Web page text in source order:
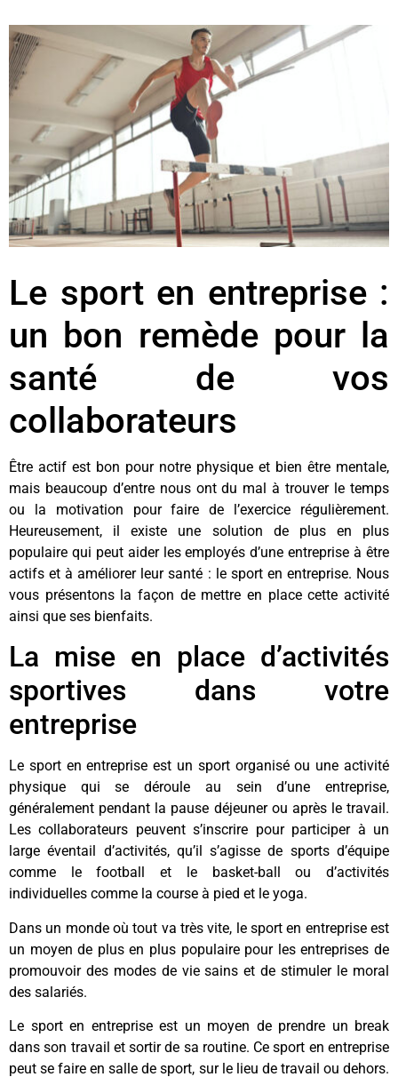
Le sport en entreprise :
un bon remède pour la
santé de vos
collaborateurs
Être actif est bon pour notre physique et bien être mentale,
mais beaucoup d’entre nous ont du mal à trouver le temps
ou la motivation pour faire de l’exercice régulièrement.
Heureusement, il existe une solution de plus en plus
populaire qui peut aider les employés d’une entreprise à être
actifs et à améliorer leur santé : le sport en entreprise. Nous
vous présentons la façon de mettre en place cette activité
ainsi que ses bienfaits.
La mise en place d’activités
sportives dans votre
entreprise
Le sport en entreprise est un sport organisé ou une activité
physique qui se déroule au sein d’une entreprise,
généralement pendant la pause déjeuner ou après le travail.
Les collaborateurs peuvent s’inscrire pour participer à un
large éventail d’activités, qu’il s’agisse de sports d’équipe
comme le football et le basket-ball ou d’activités
individuelles comme la course à pied et le yoga.
Dans un monde où tout va très vite, le sport en entreprise est
un moyen de plus en plus populaire pour les entreprises de
promouvoir des modes de vie sains et de stimuler le moral
des salariés.
Le sport en entreprise est un moyen de prendre un break
dans son travail et sortir de sa routine. Ce sport en entreprise
peut se faire en salle de sport, sur le lieu de travail ou dehors.